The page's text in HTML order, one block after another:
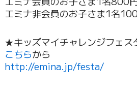
エミナ非会員のお子さま1名
★キッズマイチャレンジフェス
こちらから
http://emina.jp/festa/